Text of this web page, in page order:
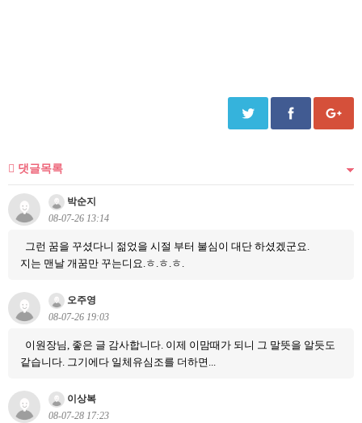
댓글목록
박순지
08-07-26 13:14
그런 꿈을 꾸셨다니 젊었을 시절 부터 불심이 대단 하셨겠군요.
지는 맨날 개꿈만 꾸는디요.ㅎ.ㅎ.ㅎ.
오주영
08-07-26 19:03
이원장님, 좋은 글 감사합니다. 이제 이맘때가 되니 그 말뜻을 알듯도
같습니다. 그기에다 일체유심조를 더하면...
이상복
08-07-28 17:23